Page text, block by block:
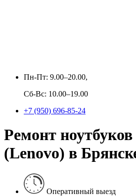
Пн-Пт: 9.00–20.00,
Сб-Вс: 10.00–19.00
+7 (950) 696-85-24
Ремонт
(Lenovo) в
Оперативный выезд